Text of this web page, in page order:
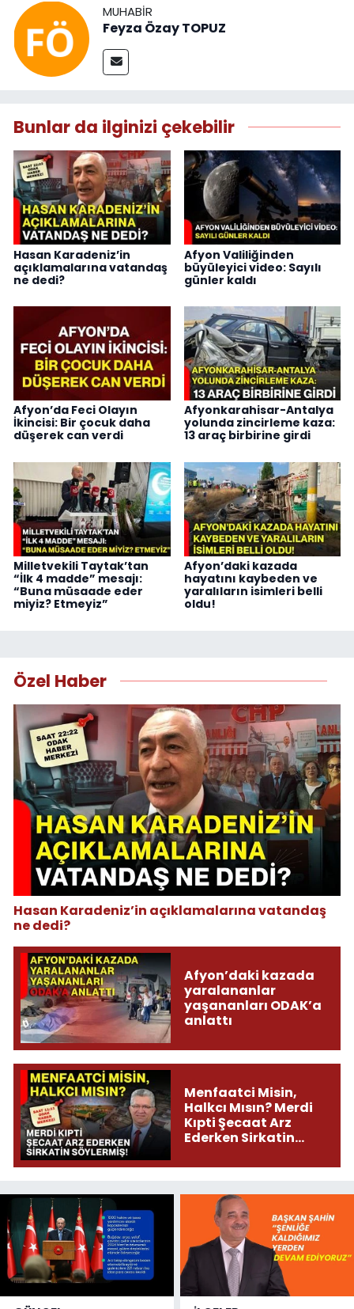
MUHABIR
Feyza Özay TOPUZ
Bunlar da ilginizi çekebilir
Hasan Karadeniz’in
açıklamalarına vatandaş
ne dedi?
Afyon Valiliğinden
büyüleyici video: Sayılı
günler kaldı
Afyon’da Feci Olayın
İkincisi: Bir çocuk daha
düşerek can verdi
Afyonkarahisar-Antalya
yolunda zincirleme kaza:
13 araç birbirine girdi
Milletvekili Taytak’tan
“İlk 4 madde” mesajı:
“Buna müsaade eder
miyiz? Etmeyiz”
Afyon’daki kazada
hayatını kaybeden ve
yaralıların isimleri belli
oldu!
Özel Haber
Hasan Karadeniz’in açıklamalarına vatandaş
ne dedi?
Afyon’daki kazada
yaralananlar
yaşananları ODAK’a
anlattı
Menfaatci Misin,
Halkcı Mısın? Merdi
Kıpti Şecaat Arz
Ederken Sirkatin